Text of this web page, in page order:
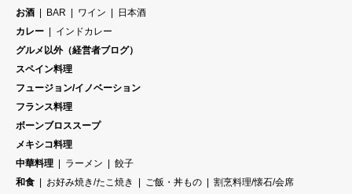
お酒
BAR ワイン
日本酒
カレー
インドカレー
グルメ以外（経営者ブログ）
スペイン料理
フュージョン/イノベーション
フランス料理
ボーンブロススープ
メキシコ料理
中華料理
ラーメン
餃子
和食
お好み焼き/たこ焼き ご飯・丼もの
割烹料理/懐石/会席